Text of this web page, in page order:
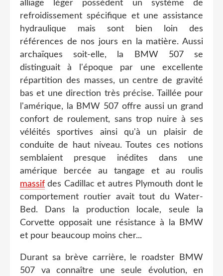
alliage léger possèdent un système de
refroidissement spécifique et une assistance
hydraulique mais sont bien loin des
références de nos jours en la matière. Aussi
archaïques soit-elle, la BMW 507 se
distinguait à l'époque par une excellente
répartition des masses, un centre de gravité
bas et une direction très précise. Taillée pour
l'amérique, la BMW 507 offre aussi un grand
confort de roulement, sans trop nuire à ses
véléités sportives ainsi qu'à un plaisir de
conduite de haut niveau. Toutes ces notions
semblaient presque inédites dans une
amérique bercée au tangage et au roulis
massif des Cadillac et autres Plymouth dont le
comportement routier avait tout du Water-
Bed. Dans la production locale, seule la
Corvette opposait une résistance à la BMW
et pour beaucoup moins cher...
Durant sa brève carrière, le roadster BMW
507 va connaître une seule évolution, en